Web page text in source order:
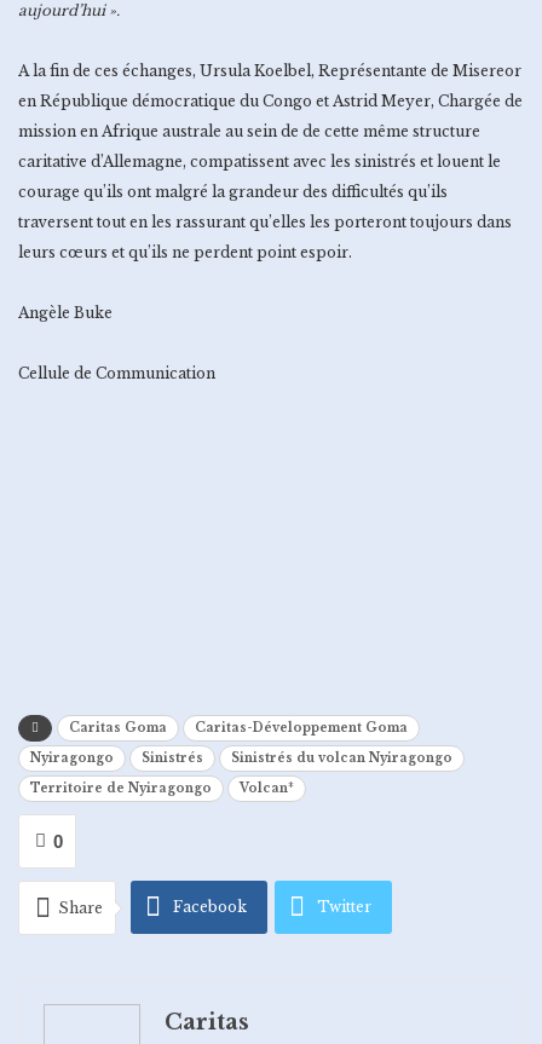
aujourd’hui ».
A la fin de ces échanges, Ursula Koelbel, Représentante de Misereor
en République démocratique du Congo et Astrid Meyer, Chargée de
mission en Afrique australe au sein de de cette même structure
caritative d’Allemagne, compatissent avec les sinistrés et louent le
courage qu’ils ont malgré la grandeur des difficultés qu’ils
traversent tout en les rassurant qu’elles les porteront toujours dans
leurs cœurs et qu’ils ne perdent point espoir.
Angèle Buke
Cellule de Communication
Caritas Goma
Caritas-Développement Goma
Nyiragongo
Sinistrés
Sinistrés du volcan Nyiragongo
Territoire de Nyiragongo
Volcan*
0
Share Facebook Twitter
Pinterest
Caritas